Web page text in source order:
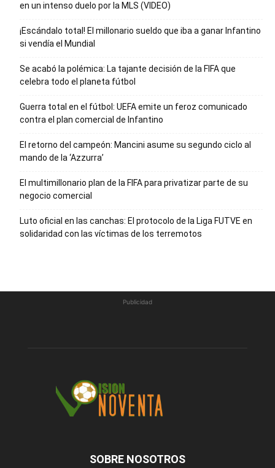
en un intenso duelo por la MLS (VIDEO)
¡Escándalo total! El millonario sueldo que iba a ganar Infantino
si vendía el Mundial
Se acabó la polémica: La tajante decisión de la FIFA que
celebra todo el planeta fútbol
Guerra total en el fútbol: UEFA emite un feroz comunicado
contra el plan comercial de Infantino
El retorno del campeón: Mancini asume su segundo ciclo al
mando de la ‘Azzurra’
El multimillonario plan de la FIFA para privatizar parte de su
negocio comercial
Luto oficial en las canchas: El protocolo de la Liga FUTVE en
solidaridad con las víctimas de los terremotos
Publicidad
SOBRE NOSOTROS